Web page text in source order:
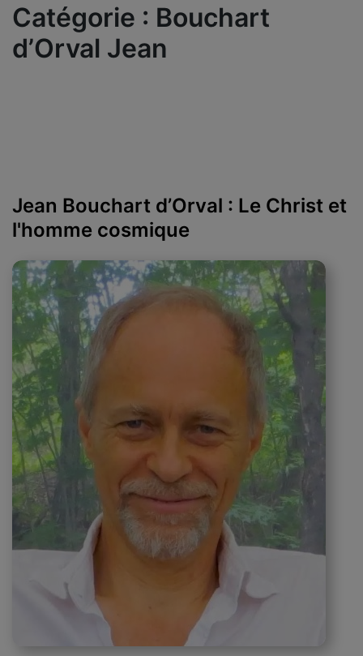
Catégorie : Bouchart
d’Orval Jean
Jean Bouchart d’Orval : Le Christ et
l'homme cosmique